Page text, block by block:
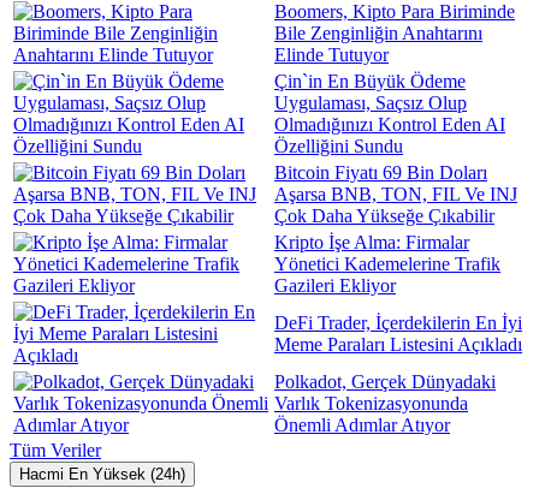
Boomers, Kipto Para Biriminde
Bile Zenginliğin Anahtarını
Elinde Tutuyor
Çin`in En Büyük Ödeme
Uygulaması, Saçsız Olup
Olmadığınızı Kontrol Eden AI
Özelliğini Sundu
Bitcoin Fiyatı 69 Bin Doları
Aşarsa BNB, TON, FIL Ve INJ
Çok Daha Yükseğe Çıkabilir
Kripto İşe Alma: Firmalar
Yönetici Kademelerine Trafik
Gazileri Ekliyor
DeFi Trader, İçerdekilerin En İyi
Meme Paraları Listesini Açıkladı
Polkadot, Gerçek Dünyadaki
Varlık Tokenizasyonunda
Önemli Adımlar Atıyor
Tüm Veriler
Hacmi En Yüksek (24h)